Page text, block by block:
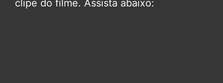
clipe do filme. Assista abaixo: